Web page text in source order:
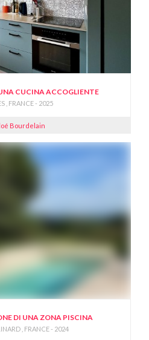
CUCINA ACCOGLIENTE
, FRANCE - 2025
Bourdelain
DI UNA ZONA PISCINA
, FRANCE - 2024